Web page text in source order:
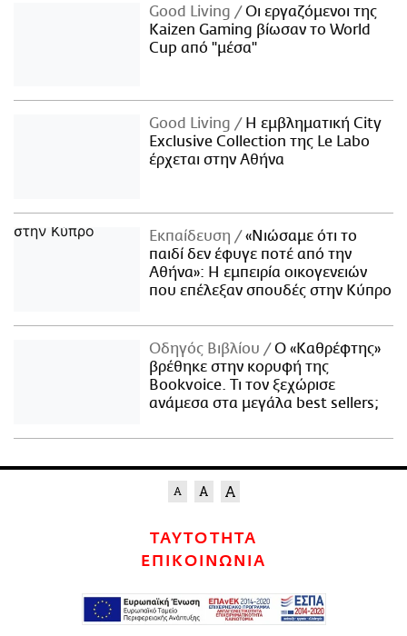
Good Living
Οι εργαζόμενοι της
Kaizen Gaming βίωσαν το World
Cup από "μέσα"
Good Living
Η εμβληματική City
Exclusive Collection της Le Labo
έρχεται στην Αθήνα
Εκπαίδευση
«Νιώσαμε ότι το
παιδί δεν έφυγε ποτέ από την
Αθήνα»: Η εμπειρία οικογενειών
που επέλεξαν σπουδές στην Κύπρο
Οδηγός Βιβλίου
Ο «Καθρέφτης»
βρέθηκε στην κορυφή της
Bookvoice. Τι τον ξεχώρισε
ανάμεσα στα μεγάλα best sellers;
ΤΑΥΤΟΤΗΤΑ
ΕΠΙΚΟΙΝΩΝΙΑ